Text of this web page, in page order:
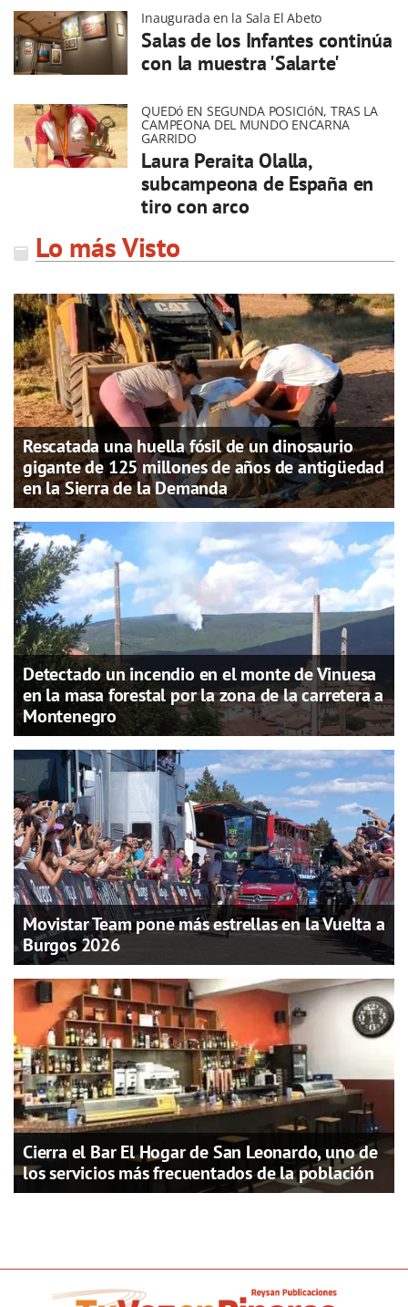
Inaugurada en la Sala El Abeto
Salas de los Infantes continúa
con la muestra 'Salarte'
QUEDó EN SEGUNDA POSICIóN, TRAS LA
CAMPEONA DEL MUNDO ENCARNA
GARRIDO
Laura Peraita Olalla,
subcampeona de España en
tiro con arco
Lo más Visto
Rescatada una huella fósil de un dinosaurio
gigante de 125 millones de años de antigüedad
en la Sierra de la Demanda
Detectado un incendio en el monte de Vinuesa
en la masa forestal por la zona de la carretera a
Montenegro
Movistar Team pone más estrellas en la Vuelta a
Burgos 2026
Cierra el Bar El Hogar de San Leonardo, uno de
los servicios más frecuentados de la población